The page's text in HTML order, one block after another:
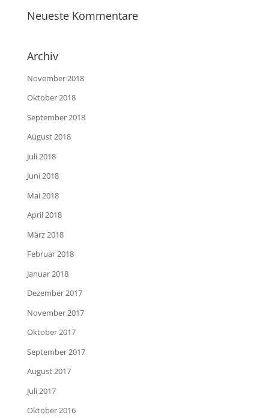
Neueste Kommentare
Archiv
November 2018
Oktober 2018
September 2018
August 2018
Juli 2018
Juni 2018
Mai 2018
April 2018
März 2018
Februar 2018
Januar 2018
Dezember 2017
November 2017
Oktober 2017
September 2017
August 2017
Juli 2017
Oktober 2016